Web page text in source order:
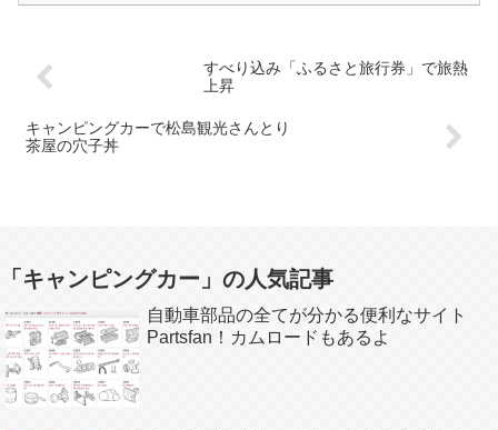
すべり込み「ふるさと旅行券」で旅熱
上昇
キャンピングカーで松島観光さんとり
茶屋の穴子丼
「キャンピングカー」の人気記事
自動車部品の全てが分かる便利なサイト
Partsfan！カムロードもあるよ